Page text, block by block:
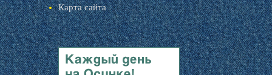
Карта сайта